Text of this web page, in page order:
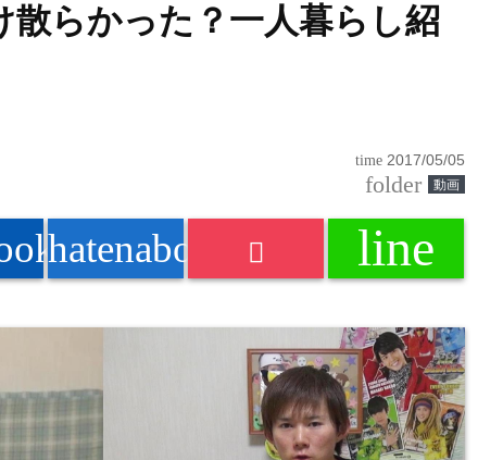
散らかった？一人暮らし紹
time 2017/05/05
folder 動画
hatenabookmark line